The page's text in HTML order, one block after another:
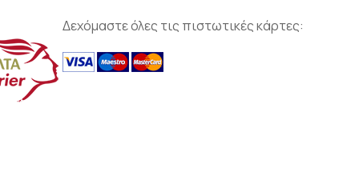
Δεχόμαστε όλες τις πιστωτικές κάρτες: